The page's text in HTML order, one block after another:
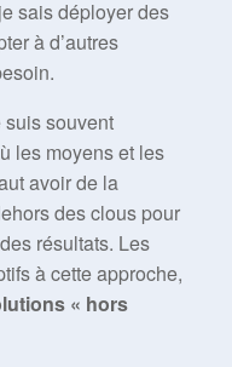
sais déployer des
à d’autres
suis souvent
les moyens et les
avoir de la
des clous pour
résultats. Les
à cette approche,
« hors